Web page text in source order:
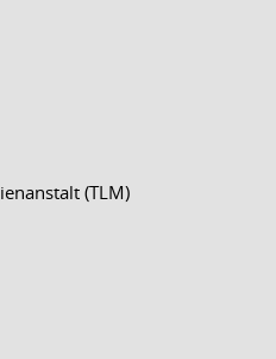
(TLM)